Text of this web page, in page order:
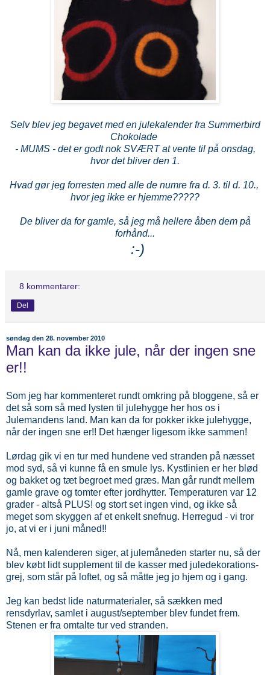
Selv blev jeg begavet med en julekalender fra Summerbird
Chokolade
- MUMS - det er godt nokSVÆRT at vente til på onsdag,
hvor det bliver den 1.
Hvad gør jeg forresten med alle de numre fra d. 3. til d. 10.,
hvor jeg ikke er hjemme?????
De bliver da for gamle, så jeg må hellere åben dem på
forhånd...
:-)
8 kommentarer:
Del
søndag den 28. november 2010
Man kan da ikke jule, når der ingen sne
er!!
Som jeg har kommenteret rundt omkring på bloggene, så er
det så som så med lysten til julehygge her hos os i
Julemandens land. Man kan da for pokker ikke julehygge,
når der ingen sne er!! Det hænger ligesom ikke sammen!
Lørdag gik vi en tur med hundene ved stranden på næsset
mod syd, så vi kunne få en smule lys. Kystlinien er her blød
og bakket og tæt begroet med græs. Man går rundt mellem
gamle grave og tomter efter jordhytter. Temperaturen var 12
grader - altså PLUS! og stort set ingen vind, og ikke så
meget som skyggen af et enkelt snefnug. Herregud - vi tror
jo, at vi er i juni måned!!
Nå, men kalenderen siger, at julemåneden starter nu, så der
blev købt lidt supplement til de kasser med juledekorations-
grej, som står på loftet, og så måtte jeg jo hjem og i gang.
Jeg kan bedst lide naturmaterialer, så sækken med
rensdyrlav, samlet i august/september blev fundet frem.
Stenen er fra omtalte tur ved stranden.